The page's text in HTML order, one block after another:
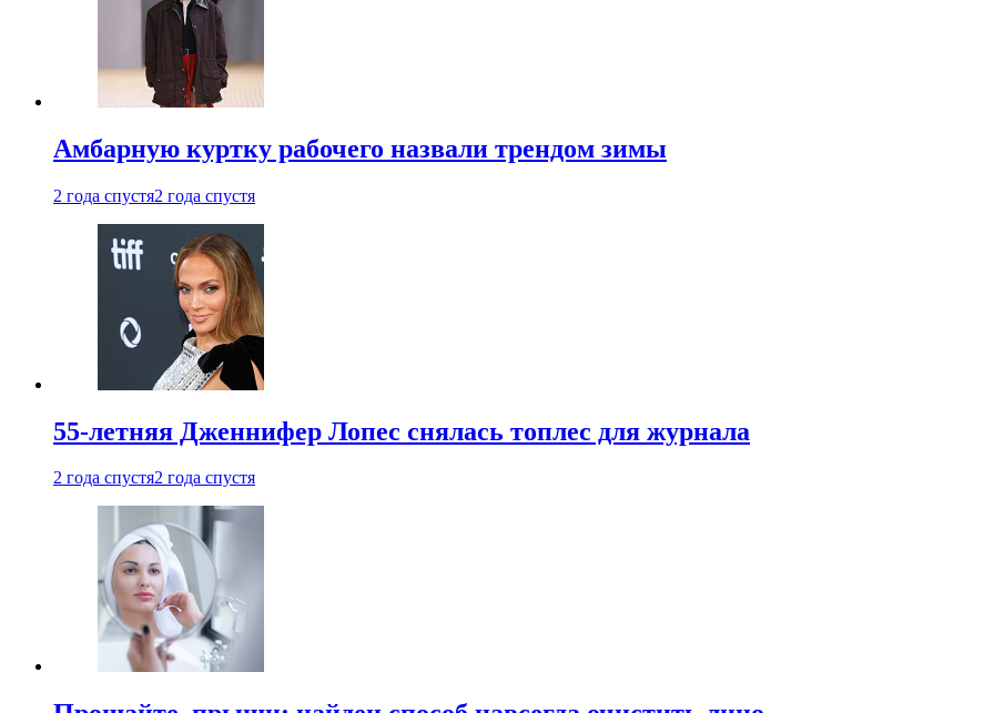
Амбарную куртку рабочего назвали трендом зимы
2 года спустя2 года спустя
55-летняя Дженнифер Лопес снялась топлес для журнала
2 года спустя2 года спустя